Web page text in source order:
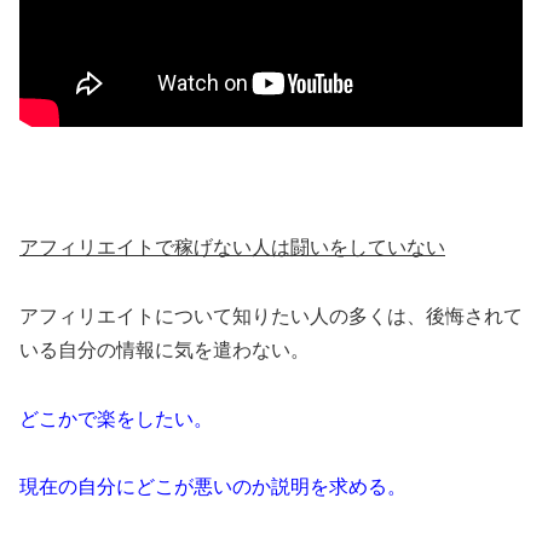
アフィリエイトで稼げない人は闘いをしていない
アフィリエイトについて知りたい人の多くは、後悔されて
いる自分の情報に気を遣わない。
どこかで楽をしたい。
現在の自分にどこが悪いのか説明を求める。